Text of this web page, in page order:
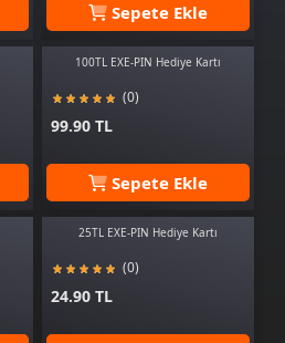
Sepete Ekle
100TL EXE-PIN Hediye Kartı
(0)
99.90 TL
Sepete Ekle
25TL EXE-PIN Hediye Kartı
(0)
24.90 TL